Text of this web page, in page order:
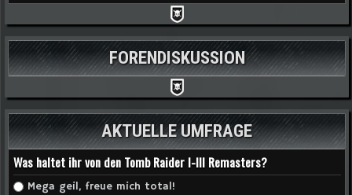
FORENDISKUSSION
AKTUELLE UMFRAGE
Was haltet ihr von den Tomb Raider I-III Remasters?
Auswahlmöglichkeiten
Mega geil, freue mich total!